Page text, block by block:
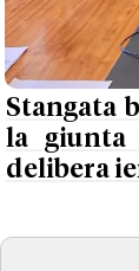
Stangata
la giunta
delibera